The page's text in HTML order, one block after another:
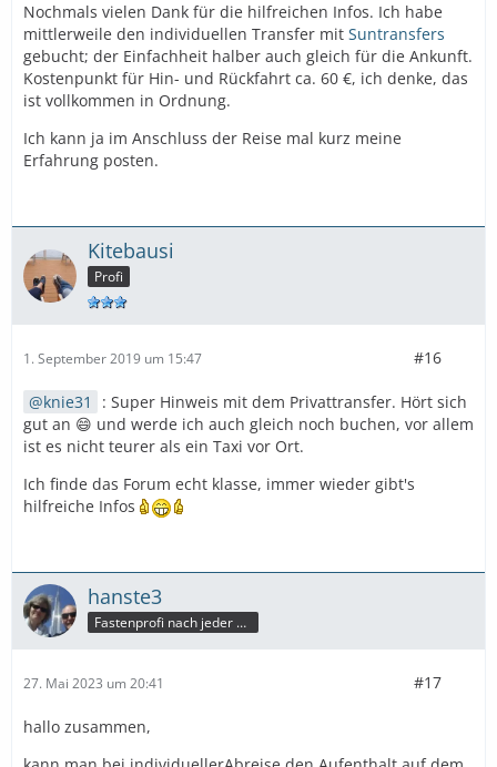
Nochmals vielen Dank für die hilfreichen Infos. Ich habe
mittlerweile den individuellen Transfer mit Suntransfers
gebucht; der Einfachheit halber auch gleich für die Ankunft.
Kostenpunkt für Hin- und Rückfahrt ca. 60 €, ich denke, das
ist vollkommen in Ordnung.
Ich kann ja im Anschluss der Reise mal kurz meine
Erfahrung posten.
Kitebausi
Profi
1. September 2019 um 15:47 #16
knie31
: Super Hinweis mit dem Privattransfer. Hört sich
gut an 😄 und werde ich auch gleich noch buchen, vor allem
ist es nicht teurer als ein Taxi vor Ort.
Ich finde das Forum echt klasse, immer wieder gibt's
hilfreiche Infos
hanste3
Fastenprofi nach jeder Reise
27. Mai 2023 um 20:41 #17
hallo zusammen,